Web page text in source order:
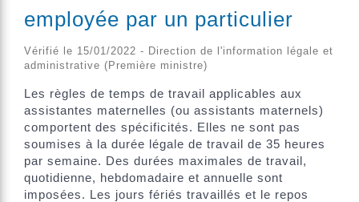
employée par un particulier
Vérifié le 15/01/2022 - Direction de l'information légale et
administrative (Première ministre)
Les règles de temps de travail applicables aux
assistantes maternelles (ou assistants maternels)
comportent des spécificités. Elles ne sont pas
soumises à la durée légale de travail de 35 heures
par semaine. Des durées maximales de travail,
quotidienne, hebdomadaire et annuelle sont
imposées. Les jours fériés travaillés et le repos